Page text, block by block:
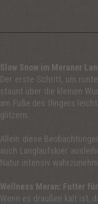
Slow Snow im Meraner
Der erste Schritt, um
staunt über die kleinen
am Fuße des Ifingers
glitzern.
Allein diese
auch Langlaufskier
Natur intensiv
Wellness Meran: Futter
Wenn es draußen kalt ist,